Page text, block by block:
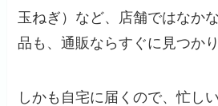
玉ねぎ）など、店舗ではなか
品も、通販ならすぐに見つかり
しかも自宅に届くので、忙し